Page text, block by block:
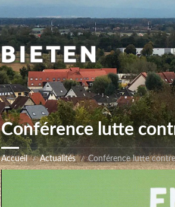
Conférence lutte
Accueil Actualités Conférence lutte